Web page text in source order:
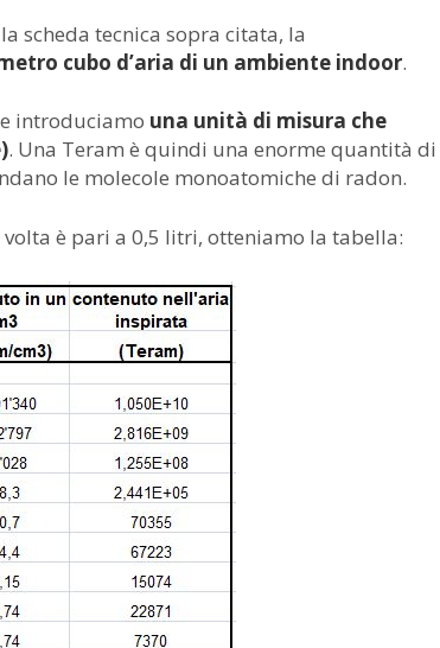
scheda tecnica sopra citata, la
cubo d’aria di un ambiente indoor.
introduciamo una unità di misura che
. Una Teram è quindi una enorme quantità di
le molecole monoatomiche di radon.
è pari a 0,5 litri, otteniamo la tabella: